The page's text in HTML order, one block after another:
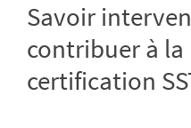
Savoir
contribuer à la
certification